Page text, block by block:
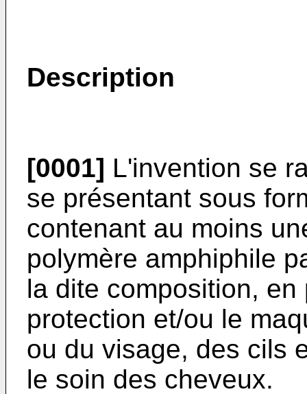
Description
[0001] L'invention se
se présentant sous
contenant au moins
polymère amphiphile
la dite composition,
protection et/ou le
ou du visage, des cils
le soin des cheveux.